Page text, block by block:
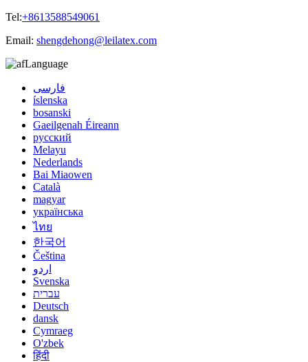
Tel:+8613588549061
Email: shengdehong@leilatex.com
Language
فارسی
íslenska
bosanski
Gaeilgenah Éireann
русский
Melayu
Nederlands
Bai Miaowen
Català
magyar
українська
ไทย
한국어
Čeština
اردو
Svenska
עברית
Deutsch
dansk
Cymraeg
O'zbek
हिंदी